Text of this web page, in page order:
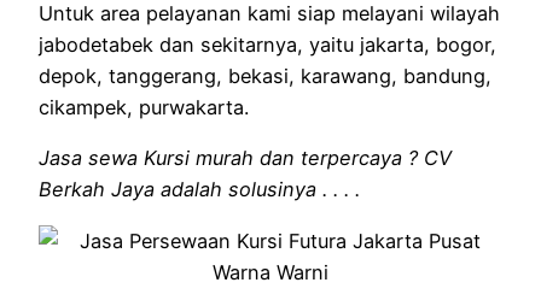
Untuk area pelayanan kami siap melayani wilayah
jabodetabek dan sekitarnya, yaitu jakarta, bogor,
depok, tanggerang, bekasi, karawang, bandung,
cikampek, purwakarta.
Jasa sewa Kursi murah dan terpercaya ? CV
Berkah Jaya adalah solusinya . . . .